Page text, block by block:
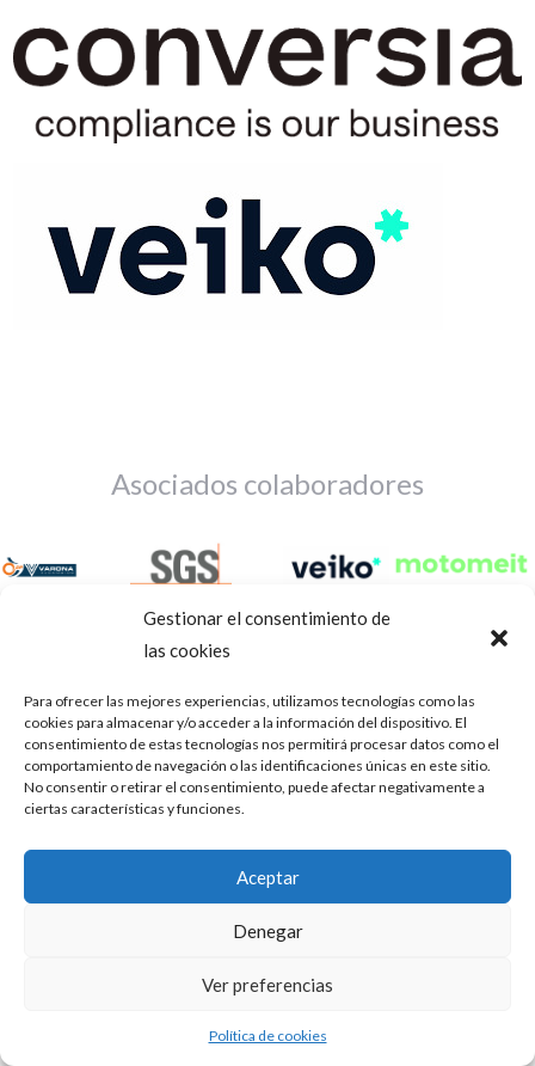
Gestionar el consentimiento de
las cookies
Para ofrecer las mejores experiencias, utilizamos tecnologías como las
cookies para almacenar y/o acceder a la información del dispositivo. El
consentimiento de estas tecnologías nos permitirá procesar datos como el
comportamiento de navegación o las identificaciones únicas en este sitio.
No consentir o retirar el consentimiento, puede afectar negativamente a
ciertas características y funciones.
Aceptar
Denegar
Ver preferencias
Política de cookies
Asociados colaboradores
Aviso Legal Política de privacidad Portal de transparencia
ASOCIACIÓN DE TALLERES DE REPARACIÓN DE
AUTOMÓVILES • CIF: G14023832
Mediación, Arbitraje y Conciliación, de la Consejería de Empleo
Puedes aprender más sobre qué cookies utilizamos o